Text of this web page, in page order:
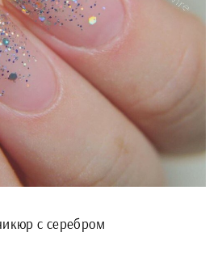
с серебром